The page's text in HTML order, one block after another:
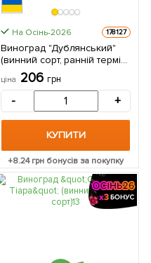
На Осінь-2026 178127
Виноград "Дублянський"
(винний сорт, ранній термін
дозрівання) 1 саджанець в
упаковці
ціна 206 грн
- +
КУПИТИ
+8.24грн бонусів за покупку